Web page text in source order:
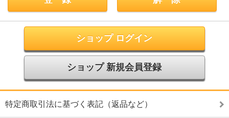
ショップ ログイン
ショップ 新規会員登録
特定商取引法に基づく表記（返品など）